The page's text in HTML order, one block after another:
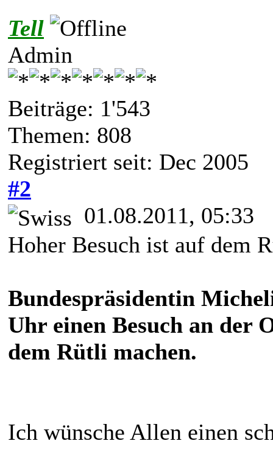
Tell
Admin
Beiträge: 1'543
Themen: 808
Registriert seit: Dec 2005
#2
01.08.2011, 05:33
Hoher Besuch ist auf dem
Bundespräsidentin
Uhr einen Besuch an der
dem Rütli machen.
Ich wünsche Allen einen